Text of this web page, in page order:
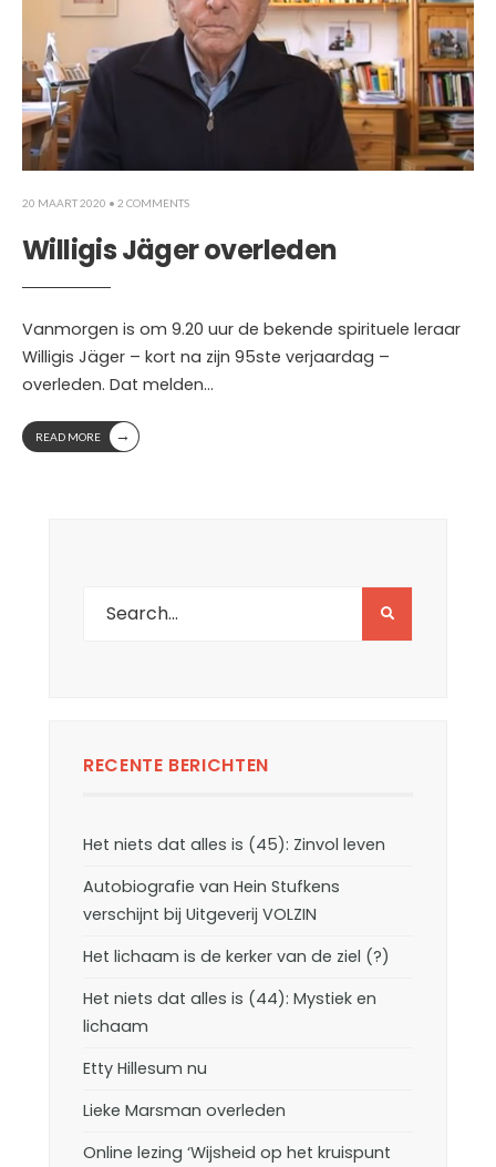
20 MAART 2020 • 2 COMMENTS
Willigis Jäger overleden
Vanmorgen is om 9.20 uur de bekende spirituele leraar
Willigis Jäger – kort na zijn 95ste verjaardag –
overleden. Dat melden...
READ MORE →
RECENTE BERICHTEN
Het niets dat alles is (45): Zinvol leven
Autobiografie van Hein Stufkens
verschijnt bij Uitgeverij VOLZIN
Het lichaam is de kerker van de ziel (?)
Het niets dat alles is (44): Mystiek en
lichaam
Etty Hillesum nu
Lieke Marsman overleden
Online lezing ‘Wijsheid op het kruispunt